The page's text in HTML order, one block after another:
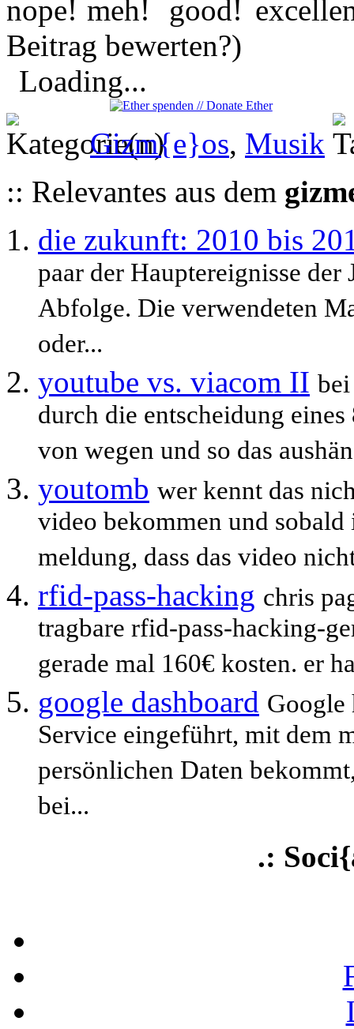
Beitrag bewerten?)
Loading...
Gizm{e}os, Musik
:: Relevantes aus dem
die zukunft: 2010 bis
paar der Hauptereignisse
Abfolge. Die verwendeten
oder...
youtube vs. viacom II
durch die entscheidung
von wegen und so das
youtomb wer kennt das
video bekommen und
meldung, dass das video
rfid-pass-hacking chris
tragbare rfid-pass-hacking-
gerade mal 160€ kosten. er
google dashboard Google
Service eingeführt, mit dem
persönlichen Daten
bei...
.: